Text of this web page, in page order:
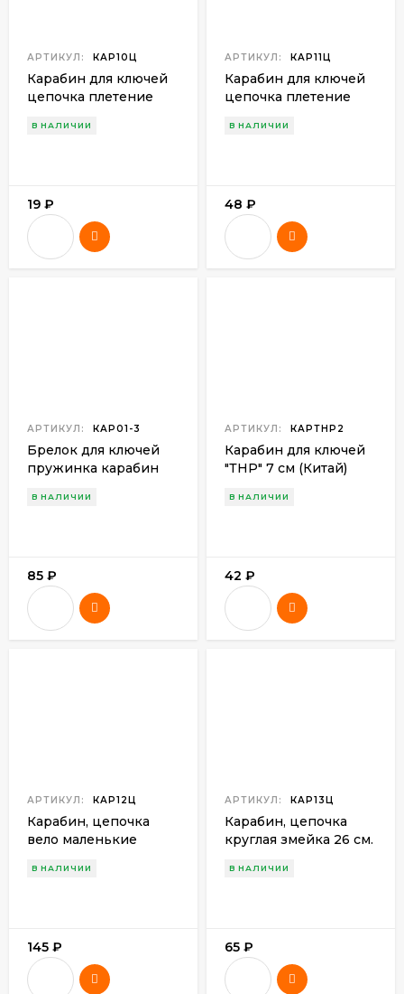
АРТИКУЛ: КАР10Ц
Карабин для ключей
цепочка плетение
В НАЛИЧИИ
19 ₽
АРТИКУЛ: КАР11Ц
Карабин для ключей
цепочка плетение
В НАЛИЧИИ
48 ₽
АРТИКУЛ: КАР01-3
Брелок для ключей
пружинка карабин
В НАЛИЧИИ
85 ₽
АРТИКУЛ: КАРТНР2
Карабин для ключей
"ТНР" 7 см (Китай)
В НАЛИЧИИ
42 ₽
АРТИКУЛ: КАР12Ц
Карабин, цепочка
вело маленькие
В НАЛИЧИИ
145 ₽
АРТИКУЛ: КАР13Ц
Карабин, цепочка
круглая змейка 26 см.
В НАЛИЧИИ
65 ₽